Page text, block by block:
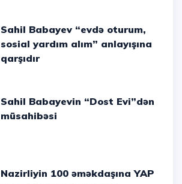
Sahil Babayev “evdə oturum,
sosial yardım alım” anlayışına
qarşıdır
Sahil Babayevin “Dost Evi”dən
müsahibəsi
Nazirliyin 100 əməkdaşına YAP